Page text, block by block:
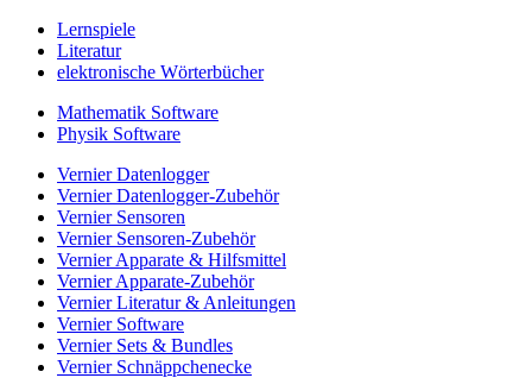
Lernspiele
Literatur
elektronische Wörterbücher
Mathematik Software
Physik Software
Vernier Datenlogger
Vernier Datenlogger-Zubehör
Vernier Sensoren
Vernier Sensoren-Zubehör
Vernier Apparate & Hilfsmittel
Vernier Apparate-Zubehör
Vernier Literatur & Anleitungen
Vernier Software
Vernier Sets & Bundles
Vernier Schnäppchenecke